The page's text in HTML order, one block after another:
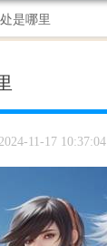
是哪里
11-17 10:37:04